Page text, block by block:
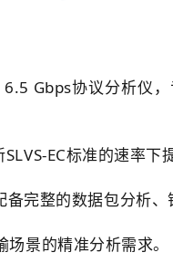
6.5 Gbps协议分析仪
EC标准的速率下
完整的数据包分析、
景的精准分析需求。